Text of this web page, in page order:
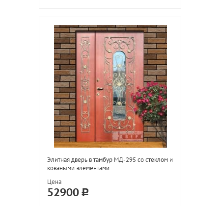
Элитная дверь в тамбур МД-295 со стеклом и
коваными элементами
Цена
52900